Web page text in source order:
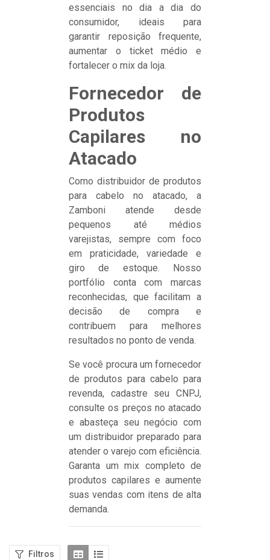
essenciais no dia a dia do
consumidor, ideais para
garantir reposição frequente,
aumentar o ticket médio e
fortalecer o mix da loja.
Fornecedor de
Produtos
Capilares no
Atacado
Como distribuidor de produtos
para cabelo no atacado, a
Zamboni atende desde
pequenos até médios
varejistas, sempre com foco
em praticidade, variedade e
giro de estoque. Nosso
portfólio conta com marcas
reconhecidas, que facilitam a
decisão de compra e
contribuem para melhores
resultados no ponto de venda.
Se você procura um fornecedor
de produtos para cabelo para
revenda, cadastre seu CNPJ,
consulte os preços no atacado
e abasteça seu negócio com
um distribuidor preparado para
atender o varejo com eficiência.
Garanta um mix completo de
produtos capilares e aumente
suas vendas com itens de alta
demanda.
Filtros